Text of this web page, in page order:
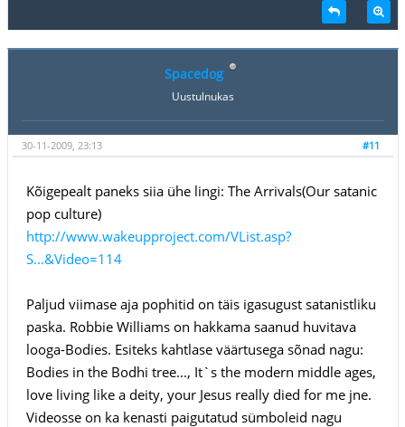
Spacedog
Uustulnukas
#11
30-11-2009, 23:13
Kõigepealt paneks siia ühe lingi: The Arrivals(Our satanic
pop culture)
http://www.wakeupproject.com/VList.asp?
S...&Video=114
Paljud viimase aja pophitid on täis igasugust satanistliku
paska. Robbie Williams on hakkama saanud huvitava
looga-Bodies. Esiteks kahtlase väärtusega sõnad nagu:
Bodies in the Bodhi tree..., It`s the modern middle ages,
love living like a deity, your Jesus really died for me jne.
Videosse on ka kenasti paigutatud sümboleid nagu